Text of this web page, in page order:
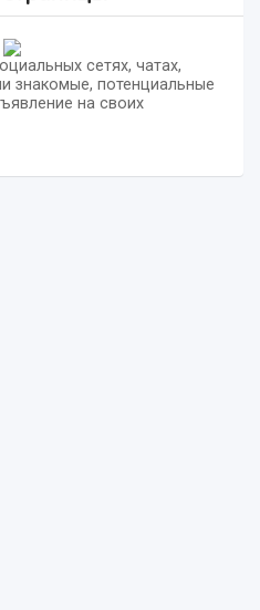
сетях, чатах,
знакомые, потенциальные
на своих